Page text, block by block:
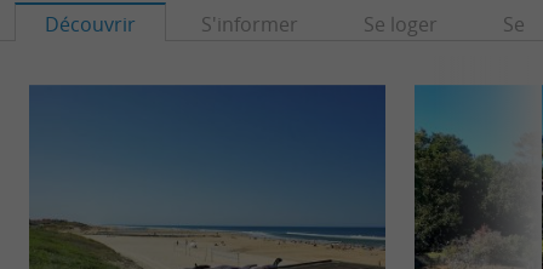
Découvrir S'informer Se loger Se